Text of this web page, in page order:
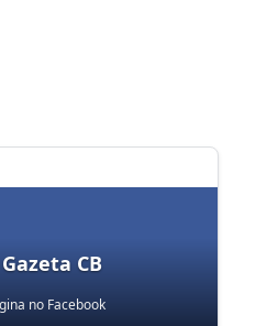
CB
no Facebook